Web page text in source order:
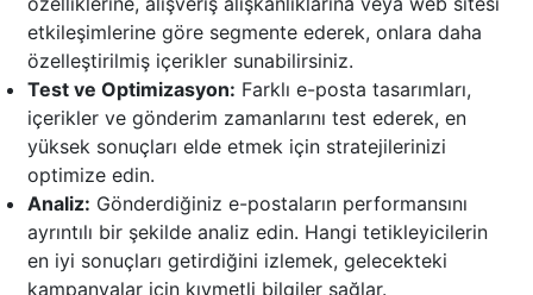
etkileşimlerine göre segmente ederek, onlara daha
özelleştirilmiş içerikler sunabilirsiniz.
Test ve Optimizasyon: Farklı e-posta tasarımları,
içerikler ve gönderim zamanlarını test ederek, en
yüksek sonuçları elde etmek için stratejilerinizi
optimize edin.
Analiz: Gönderdiğiniz e-postaların performansını
ayrıntılı bir şekilde analiz edin. Hangi tetikleyicilerin
en iyi sonuçları getirdiğini izlemek, gelecekteki
kampanyalar için kıymetli bilgiler sağlar.